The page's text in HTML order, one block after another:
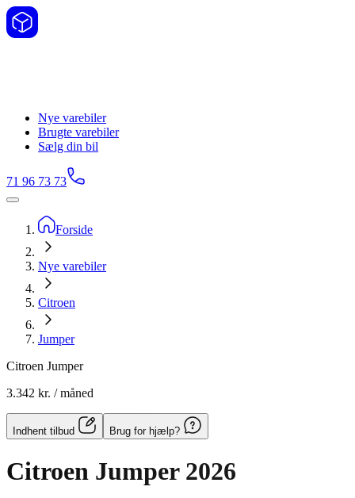
Nye varebiler
Brugte varebiler
Sælg din bil
71 96 73 73
Forside
Nye varebiler
Citroen
Jumper
Citroen Jumper
3.342 kr. / måned
Indhent tilbud Brug for hjælp?
Citroen Jumper 2026